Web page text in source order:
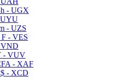
- UGX
- UZS
F - VES
- VUV
- XAF
- XCD